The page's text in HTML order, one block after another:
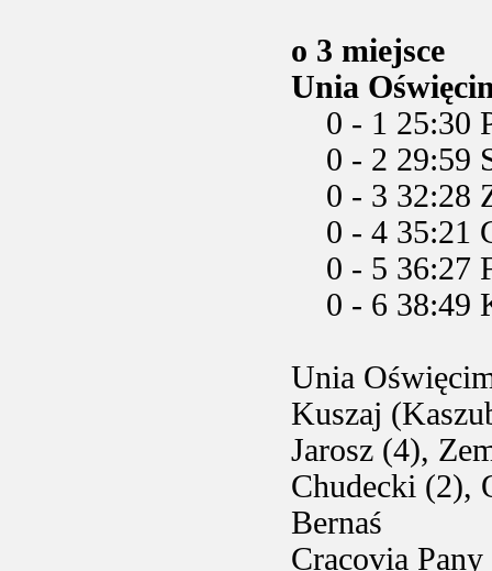
o 3 miejsce
Unia
0 - 1 25:30
0 - 2 29:59
0 - 3 32:28
0 - 4 35:21
0 - 5 36:27
0 - 6 38:49
Unia
Kuszaj
Jarosz (4),
Chudecki (2),
Bernaś
Cracovia